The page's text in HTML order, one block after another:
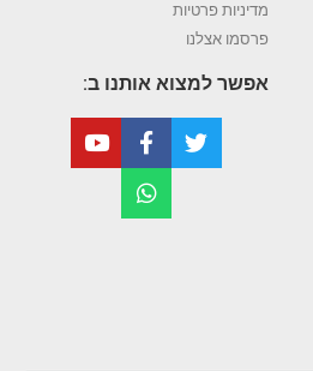
מדיניות פרטיות
פרסמו אצלנו
אפשר למצוא אותנו ב: